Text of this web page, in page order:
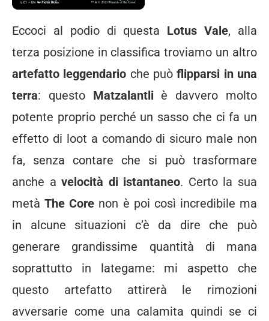
Eccoci al podio di questa Lotus Vale, alla
terza posizione in classifica troviamo un altro
artefatto leggendario che puòflipparsi in una
terra: questo Matzalantliè davvero molto
potente proprio perché un sasso che ci fa un
effetto di loot a comando di sicuro male non
fa, senza contare che si può trasformare
anche avelocità di istantaneo. Certo la sua
metàThe Core non è poi così incredibile ma
in alcune situazioni c’è da dire che può
generare grandissime quantità di mana
soprattutto in lategame: mi aspetto che
questo artefatto attirerà le rimozioni
avversarie come una calamita quindi se ci